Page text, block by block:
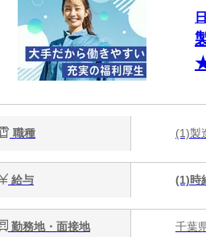
職種 (1)製
給与 (1)時
勤務地・面接地
千葉